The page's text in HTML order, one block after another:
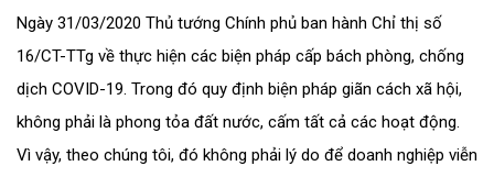
Ngày 31/03/2020 Thủ tướng Chính phủ ban hành Chỉ thị số
16/CT-TTg về thực hiện các biện pháp cấp bách phòng, chống
dịch COVID-19. Trong đó quy định biện pháp giãn cách xã hội,
không phải là phong tỏa đất nước, cấm tất cả các hoạt động.
Vì vậy, theo chúng tôi, đó không phải lý do để doanh nghiệp viễn